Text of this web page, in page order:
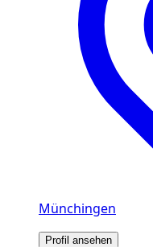
Münchingen
Profil ansehen